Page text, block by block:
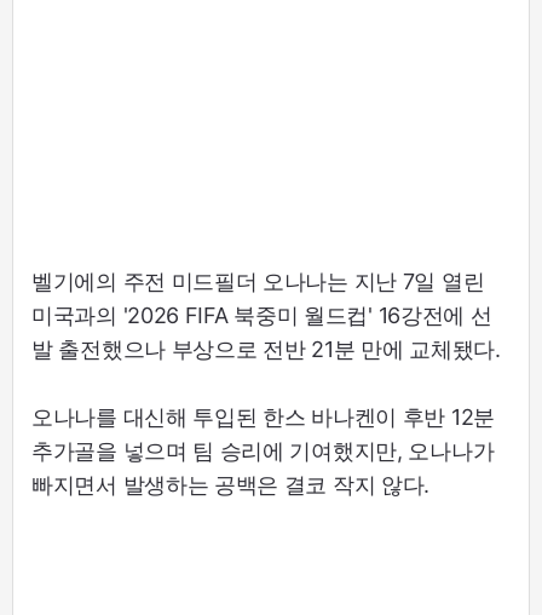
벨기에의 주전 미드필더 오나나는 지난 7일 열린
미국과의 '2026 FIFA 북중미 월드컵' 16강전에 선
발 출전했으나 부상으로 전반 21분 만에 교체됐다.
오나나를 대신해 투입된 한스 바나켄이 후반 12분
추가골을 넣으며 팀 승리에 기여했지만, 오나나가
빠지면서 발생하는 공백은 결코 작지 않다.